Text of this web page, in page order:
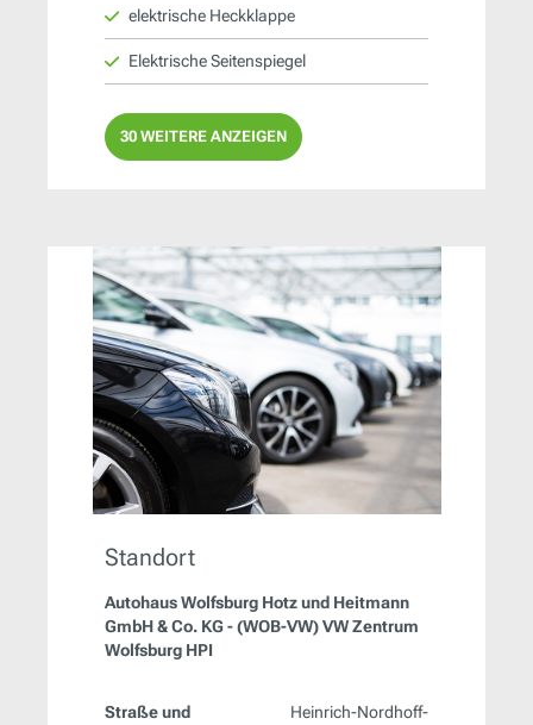
elektrische Heckklappe
Elektrische Seitenspiegel
30 WEITERE ANZEIGEN
Standort
Autohaus Wolfsburg Hotz und Heitmann
GmbH & Co. KG - (WOB-VW) VW Zentrum
Wolfsburg HPI
Straße und
Heinrich-Nordhoff-